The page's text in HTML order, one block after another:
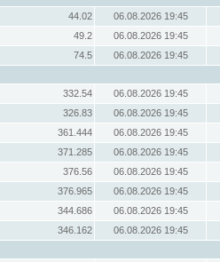
44.02
06.08.2026 19:45
49.2
06.08.2026 19:45
74.5
06.08.2026 19:45
332.54
06.08.2026 19:45
326.83
06.08.2026 19:45
361.444
06.08.2026 19:45
371.285
06.08.2026 19:45
376.56
06.08.2026 19:45
376.965
06.08.2026 19:45
344.686
06.08.2026 19:45
346.162
06.08.2026 19:45